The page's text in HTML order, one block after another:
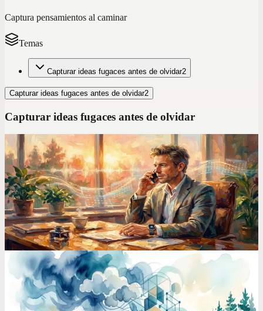
Captura pensamientos al caminar
Temas
Capturar ideas fugaces antes de olvidar2
Capturar ideas fugaces antes de olvidar2
Capturar ideas fugaces antes de olvidar
Trucos de productividad por voz
Puse a prueba 7 apps de notas de voz en 2026. Solo
una logró reemplazar mi "segundo cerebro"
Tras probar las principales apps de voz a texto, descubrí la única que
de verdad transforma los audios en notas organizadas y fáciles de
buscar.
General
Codot: El Asistente de Productividad y Creatividad
con IA para Creadores, que Convierte Ideas
Dispersas en Proyectos Estructurados